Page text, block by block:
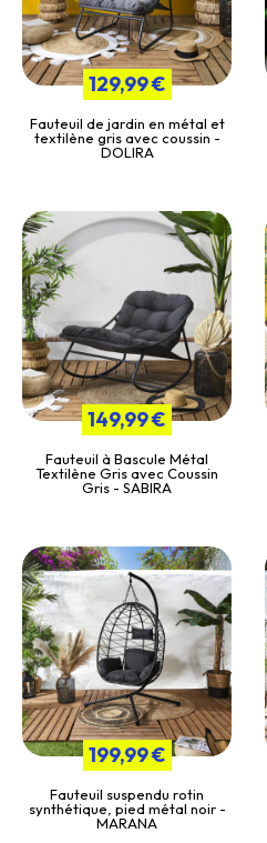
129,99 €
Fauteuil de jardin en métal et
textilène gris avec coussin -
DOLIRA
149,99 €
Fauteuil à Bascule Métal
Textilène Gris avec Coussin
Gris - SABIRA
199,99 €
Fauteuil suspendu rotin
synthétique, pied métal noir -
MARANA